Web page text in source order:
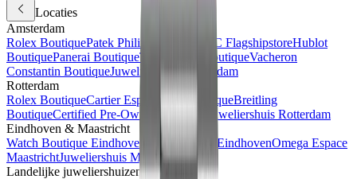
Locaties
Amsterdam
Rolex BoutiquePatek Philippe Espace IWC FlagshipstoreHublot
BoutiquePanerai BoutiqueTAG Heuer BoutiqueVacheron
Constantin BoutiqueJuweliershuis Amsterdam
Rotterdam
Rolex BoutiqueCartier Espace IWC BoutiqueBreitling
BoutiqueCertified Pre-Owned Boutique
Juweliershuis Rotterdam
Eindhoven & Maastricht
Watch Boutique Eindhoven
Juweliershuis EindhovenOmega Espace
MaastrichtJuweliershuis Maastricht
Landelijke juweliershuizen